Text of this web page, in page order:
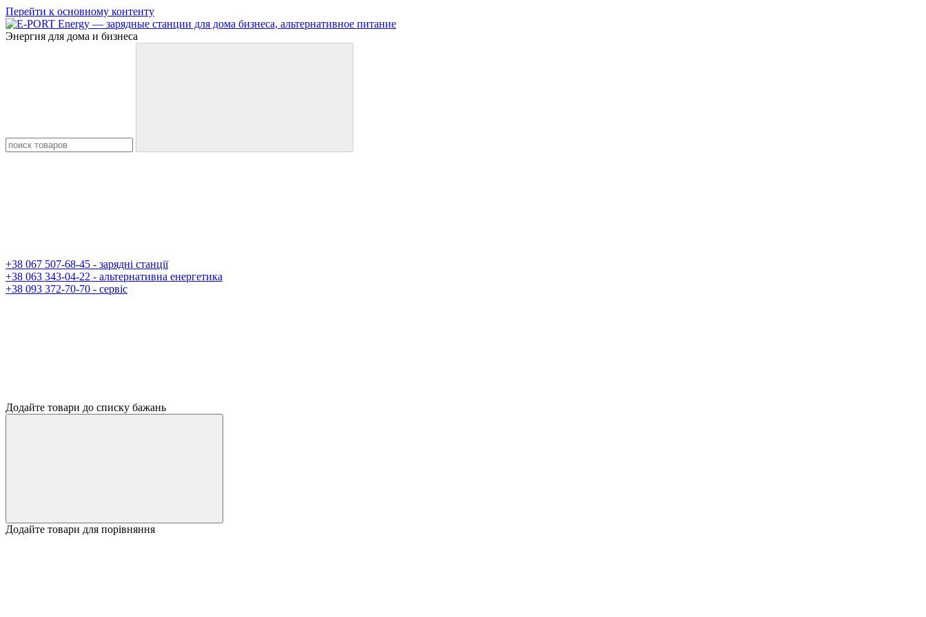
Перейти к основному контенту
Энергия для дома и бизнеса
+38 067 507-68-45 - зарядні станції
+38 063 343-04-22 - альтернативна енергетика
+38 093 372-70-70 - сервіс
Додайте товари до списку бажань
Додайте товари для порівняння